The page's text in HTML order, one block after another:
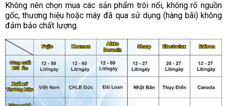
Không nên chọn mua các sản phẩm trôi nổi, không rõ nguồn
gốc, thương hiệu hoặc máy đã qua sử dụng (hàng bãi) không
đảm bảo chất lượng.